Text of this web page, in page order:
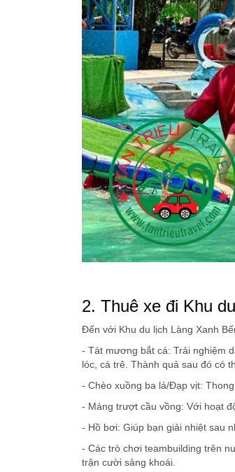
2. Thuê xe đi Khu
Đến với Khu du lịch Làng Xanh
- Tát mương bắt cá: Trải nghiệm
lóc, cá trê. Thành quả sau đó có
- Chèo xuồng ba lá/Đạp vịt:
- Máng trượt cầu vồng: Với hoạt
- Hồ bơi: Giúp bạn giải nhiệt sau
- Các trò chơi teambuilding trên
trận cười sảng khoái.